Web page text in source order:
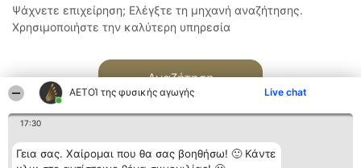
ΑΕΤΟΊ της φυσικής αγωγής Live chat
17:30
Γεια σας. Χαίρομαι που θα σας βοηθήσω! 🙂 Κάντε
Ψάχνετε επιχείρηση; Ελέγξτε τη μηχανή αναζήτησης.
Χρησιμοποιήστε την καλύτερη υπηρεσία
Αναζήτηση